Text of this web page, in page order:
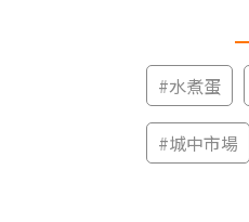
#水煮蛋
#城中市場